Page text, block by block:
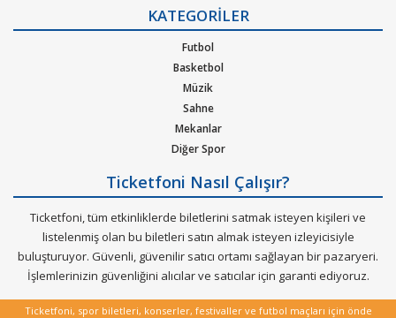
özel bir hizmeti Ticketfoni sizler için sunuyor.
Dünya çapında en çok dinlenen, dünyada en çok konser veren
sanatçıların soluksuz konser turneleriyle biletleri günler
öncesinden tükenen etkinliklerin biletlerini Ticketfoni
güvencesiyle satın alabilirisiniz.
Kurumsal Ağırlama
Nasıl Çalışır
Bilet Tipi ve Teslimat
Üyelik Doğrulama
Sık Sorulan Sorular
KATEGORİLER
Futbol
Basketbol
Müzik
Sahne
Mekanlar
Diğer Spor
Ticketfoni Nasıl Çalışır?
Ticketfoni, tüm etkinliklerde biletlerini satmak isteyen kişileri ve
listelenmiş olan bu biletleri satın almak isteyen izleyicisiyle
buluşturuyor. Güvenli, güvenilir satıcı ortamı sağlayan bir pazaryeri.
İşlemlerinizin güvenliğini alıcılar ve satıcılar için garanti ediyoruz.
Ticketfoni, spor biletleri, konserler, festivaller ve futbol maçları için önde